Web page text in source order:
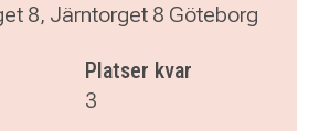
8, Järntorget 8 Göteborg
Platser kvar
3